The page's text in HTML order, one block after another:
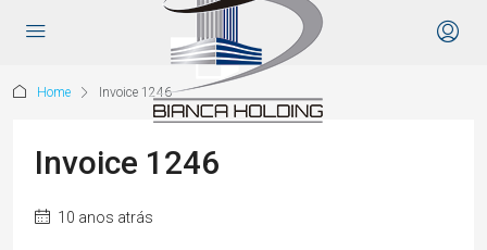
Home Invoice 1246
Invoice 1246
10 anos atrás